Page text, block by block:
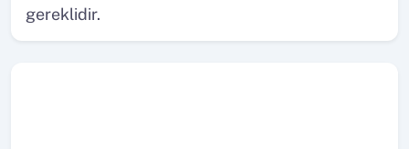
gereklidir.